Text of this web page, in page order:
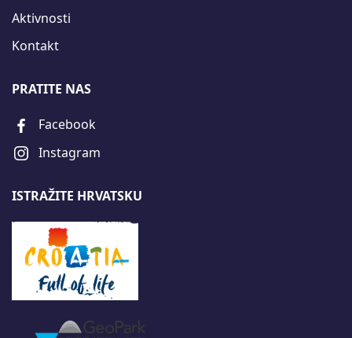
Aktivnosti
Kontakt
PRATITE NAS
Facebook
Instagram
ISTRAŽITE HRVATSKU